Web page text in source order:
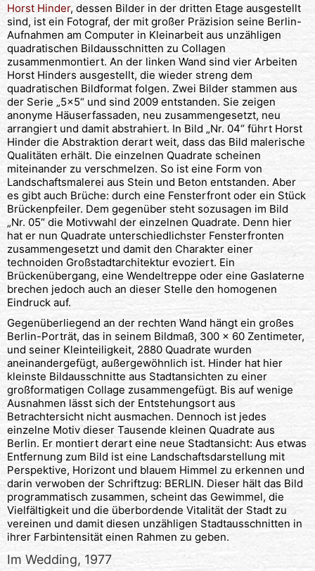
Horst Hinder, dessen Bilder in der dritten Etage ausgestellt
sind, ist ein Fotograf, der mit großer Präzision seine Berlin-
Aufnahmen am Computer in Kleinarbeit aus unzähligen
quadratischen Bildausschnitten zu Collagen
zusammenmontiert. An der linken Wand sind vier Arbeiten
Horst Hinders ausgestellt, die wieder streng dem
quadratischen Bildformat folgen. Zwei Bilder stammen aus
der Serie „5×5“ und sind 2009 entstanden. Sie zeigen
anonyme Häuserfassaden, neu zusammengesetzt, neu
arrangiert und damit abstrahiert. In Bild „Nr. 04“ führt Horst
Hinder die Abstraktion derart weit, dass das Bild malerische
Qualitäten erhält. Die einzelnen Quadrate scheinen
miteinander zu verschmelzen. So ist eine Form von
Landschaftsmalerei aus Stein und Beton entstanden. Aber
es gibt auch Brüche: durch eine Fensterfront oder ein Stück
Brückenpfeiler. Dem gegenüber steht sozusagen im Bild
„Nr. 05“ die Motivwahl der einzelnen Quadrate. Denn hier
hat er nun Quadrate unterschiedlichster Fensterfronten
zusammengesetzt und damit den Charakter einer
technoiden Großstadtarchitektur evoziert. Ein
Brückenübergang, eine Wendeltreppe oder eine Gaslaterne
brechen jedoch auch an dieser Stelle den homogenen
Eindruck auf.
Gegenüberliegend an der rechten Wand hängt ein großes
Berlin-Porträt, das in seinem Bildmaß, 300 x 60 Zentimeter,
und seiner Kleinteiligkeit, 2880 Quadrate wurden
aneinandergefügt, außergewöhnlich ist. Hinder hat hier
kleinste Bildausschnitte aus Stadtansichten zu einer
großformatigen Collage zusammengefügt. Bis auf wenige
Ausnahmen lässt sich der Entstehungsort aus
Betrachtersicht nicht ausmachen. Dennoch ist jedes
einzelne Motiv dieser Tausende kleinen Quadrate aus
Berlin. Er montiert derart eine neue Stadtansicht: Aus etwas
Entfernung zum Bild ist eine Landschaftsdarstellung mit
Perspektive, Horizont und blauem Himmel zu erkennen und
darin verwoben der Schriftzug: BERLIN. Dieser hält das Bild
programmatisch zusammen, scheint das Gewimmel, die
Vielfältigkeit und die überbordende Vitalität der Stadt zu
vereinen und damit diesen unzähligen Stadtausschnitten in
ihrer Farbintensität einen Rahmen zu geben.
Im Wedding, 1977